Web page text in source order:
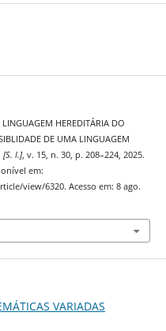
HEREDITÁRIA DO
DE UMA LINGUAGEM
[S. l.], v. 15, n. 30, p. 208–224, 2025.
em:
view/6320. Acesso em: 8 ago.
VARIADAS